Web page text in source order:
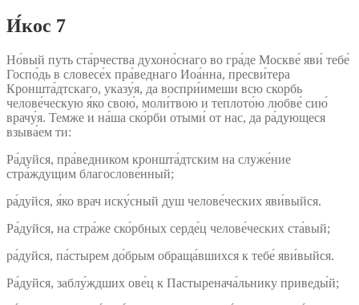
И́кос 7
Но́вый путь ста́рчества духоно́снаго во гра́де Москве́ яви́ тебе́
Госпо́дь в словесе́х пра́веднаго Иоа́нна, пресви́тера
Кроншта́дтскаго, указу́я, да воспри́имеши всю скорбь
челове́ческую я́ко свою́, моли́твою и теплото́ю любве́ сию́
врачу́я. Темже и на́ша ско́рби отыми́ от нас, да ра́дующеся
взыва́ем ти:
Ра́дуйся, пра́ведником кроншта́дтским на служе́ние
стра́ждущим благослове́нный;
ра́дуйся, я́ко врач иску́сный душ челове́ческих яви́выйся.
Ра́дуйся, на стра́же ско́рбных серде́ц челове́ческих ста́вый;
ра́дуйся, па́стырем до́брым обраща́вшихся к тебе́ яви́выйся.
Ра́дуйся, заблу́ждших ове́ц к Пастыренача́льнику приведы́й;